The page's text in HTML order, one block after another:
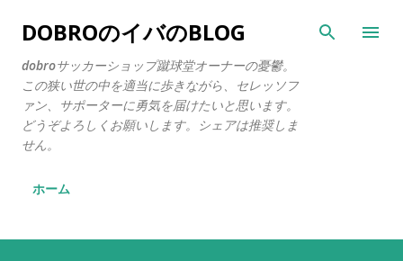
スキップしてメイン コンテンツに移動
DOBROのイバのBLOG
dobroサッカーショップ蹴球堂オーナーの憂鬱。
この狭い世の中を適当に歩きながら、セレッソフ
ァン、サポーターに勇気を届けたいと思います。
どうぞよろしくお願いします。シェアは推奨しま
せん。
ホーム